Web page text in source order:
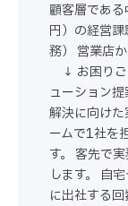
顧客層であ
円）の経営
務） 営業店
↓ お困りご
ューション
解決に向け
ームで1社を
す。 客先で
します。 自
に出社する回